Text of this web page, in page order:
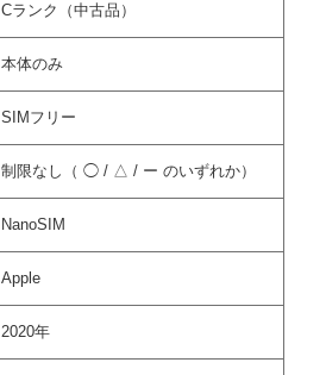
Cランク（中古品）
本体のみ
SIMフリー
制限なし（ ◯ / △ / ー のいずれか）
NanoSIM
Apple
2020年